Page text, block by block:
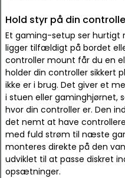
Hold styr på din
Et gaming-setup ser hurtigt
ligger tilfældigt på bordet
controller mount får du en
holder din controller sikkert
ikke er i brug. Det giver et
i stuen eller gaminghjørnet,
hvor din controller er. Den
det nemt at have
med fuld strøm til næste
monteres direkte på den
udviklet til at passe diskret
opsætninger.